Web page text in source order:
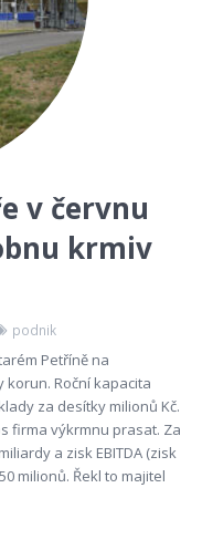
v červnu
krmiv
podnik
Petříně na
Roční kapacita
za desítky milionů Kč.
firma výkrmnu prasat. Za
a zisk EBITDA (zisk
milionů. Řekl to majitel